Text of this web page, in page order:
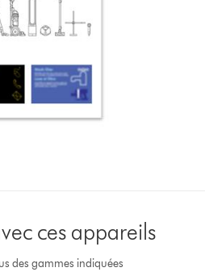
ces appareils
des gammes indiquées